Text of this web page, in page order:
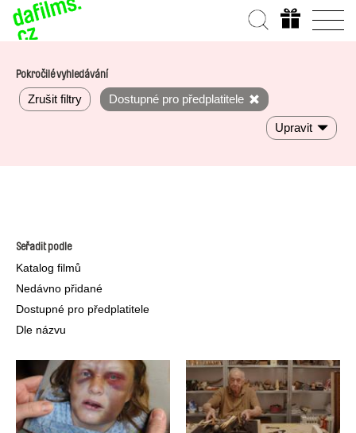
Pokročilé vyhledávání
Zrušit filtry Dostupné pro předplatitele
Upravit
Seřadit podle
Katalog filmů
Nedávno přidané
Dostupné pro předplatitele
Dle názvu